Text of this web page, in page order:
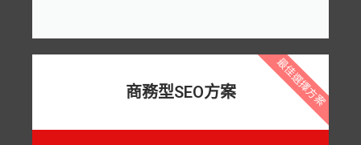
商務型SEO方案 最佳選擇方案